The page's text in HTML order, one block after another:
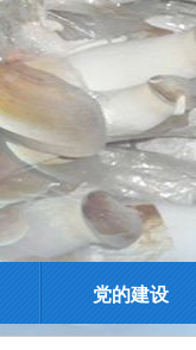
党的建设